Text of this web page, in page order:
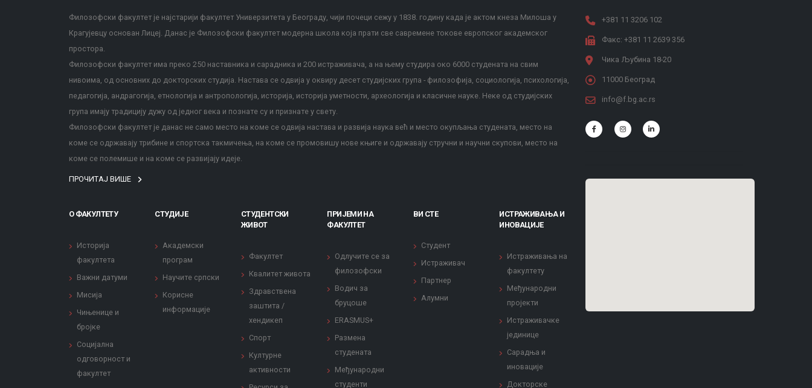
Филозофски факултет је најстарији факултет Универзитета у Београду, чији почеци сежу у 1838. годину када је актом кнеза Милоша у
Крагујевцу основан Лицеј. Данас је Филозофски факултет модерна школа која прати све савремене токове европског академског
простора.
Филозофски факултет има преко 250 наставника и сарадника и 200 истраживача, а на њему студира око 6000 студената на свим
нивоима, од основних до докторских студија. Настава се одвија у оквиру десет студијских група - филозофија, социологија, психологија,
педагогија, андрагогија, етнологија и антропологија, историја, историја уметности, археологија и класичне науке. Неке од студијских
група имају традицију дужу од једног века и познате су и признате у свету.
Филозофски факултет је данас не само место на коме се одвија настава и развија наука већ и место окупљања студената, место на
коме се одржавају трибине и спортска такмичења, на коме се промовишу нове књиге и одржавају стручни и научни скупови, место на
коме се полемише и на коме се развијају идеје.
ПРОЧИТАЈ ВИШЕ
О ФАКУЛТЕТУ
Историја
факултета
Важни датуми
Мисија
Чињенице и
бројке
Социјална
одговорност и
факултет
СТУДИЈЕ
Академски
програм
Научите српски
Корисне
информације
СТУДЕНТСКИ
ЖИВОТ
Факултет
Квалитет живота
Здравствена
заштита /
хендикеп
Спорт
Културне
активности
ПРИЈЕМИ НА
ФАКУЛТЕТ
Одлучите се за
филозофски
Водич за
бруцоше
ERASMUS+
Размена
студената
Међународни
студенти
ВИ СТЕ
Студент
Истраживач
Партнер
Алумни
ИСТРАЖИВАЊА И
ИНОВАЦИЈЕ
Истраживања на
факултету
Међународни
пројекти
Истраживачке
јединице
Сарадња и
иновације
Докторске
+381 11 3206 102
Факс: +381 11 2639 356
Чика Љубина 18-20
11000 Београд
info@f.bg.ac.rs